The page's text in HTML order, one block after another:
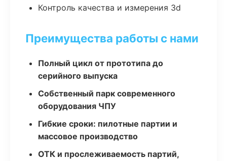
Контроль качества и измерения 3d
Преимущества работы с нами
Полный цикл от прототипа до
серийного выпуска
Собственный парк современного
оборудования ЧПУ
Гибкие сроки: пилотные партии и
массовое производство
ОТК и прослеживаемость партий,